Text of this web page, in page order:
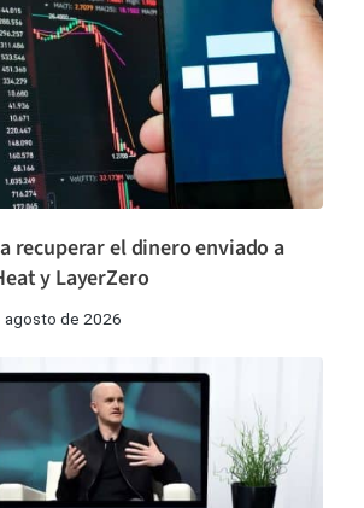
recuperar el dinero enviado a
y LayerZero
agosto de 2026